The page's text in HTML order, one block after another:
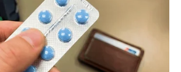
พลิกพลิกฟื้น ลุ้นโชคโหญ่ อ.แมน พลังเลข